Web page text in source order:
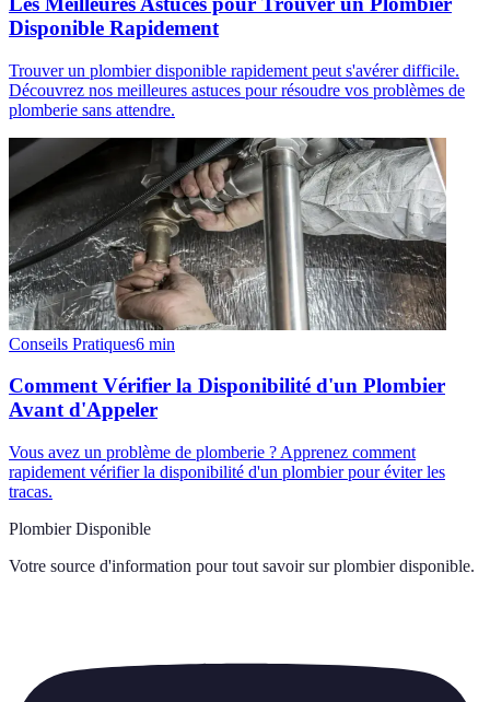
Disponible Rapidement
Trouver un plombier disponible rapidement peut s'avérer difficile.
Découvrez nos meilleures astuces pour résoudre vos problèmes de
plomberie sans attendre.
Conseils Pratiques6 min
Comment Vérifier la Disponibilité d'un Plombier
Avant d'Appeler
Vous avez un problème de plomberie ? Apprenez comment
rapidement vérifier la disponibilité d'un plombier pour éviter les
tracas.
Plombier Disponible
Votre source d'information pour tout savoir sur plombier disponible.